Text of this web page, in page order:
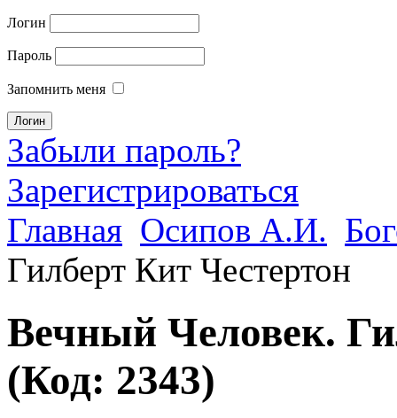
Логин
Пароль
Запомнить меня
Забыли пароль?
Зарегистрироваться
Главная Осипов А.И.
Гилберт Кит Честертон
Вечный Человек.
(Код: 2343)